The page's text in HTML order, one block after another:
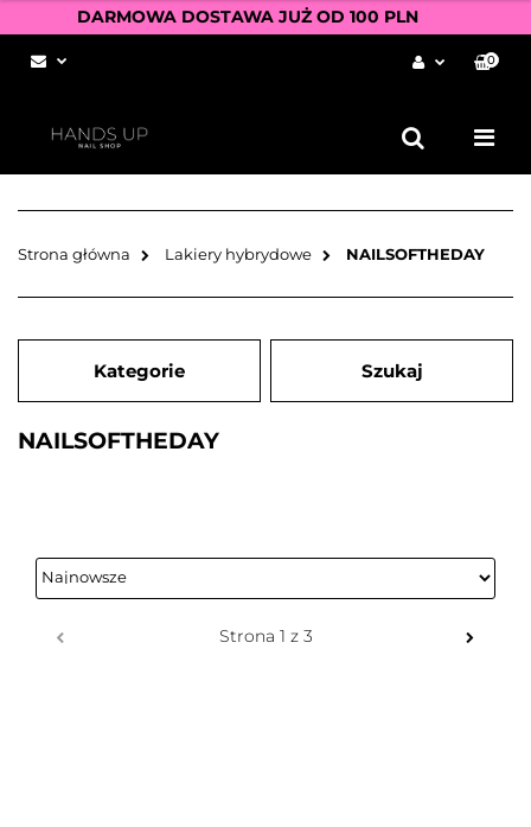
DARMOWA DOSTAWA JUŻ OD 100 PLN
Zarejestruj się
Dodaj zgłoszenie
Zgody cookies
0
Strona główna Lakiery hybrydowe NAILSOFTHEDAY
Kategorie Szukaj
NAILSOFTHEDAY